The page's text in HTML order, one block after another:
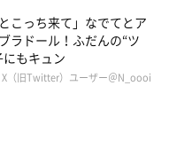
ドはほかにも！
こっち来て」なでてとア
ラドール！ふだんの“ツ
にもキュン
X（旧Twitter）ユーザー＠N_oooi